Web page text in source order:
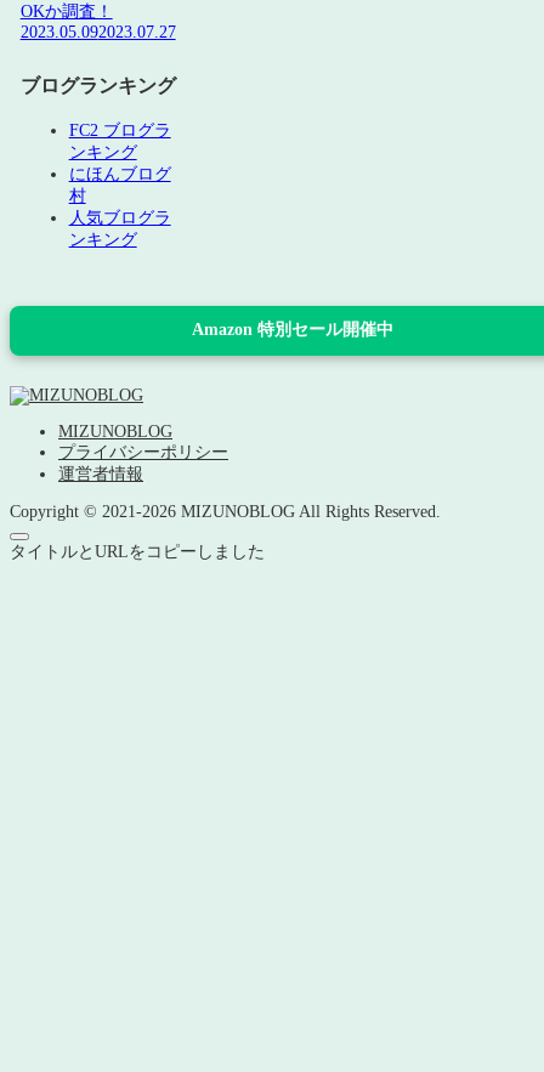
OKか調査！
2023.05.092023.07.27
ブログランキング
FC2 ブログラ
ンキング
にほんブログ
村
人気ブログラ
ンキング
Amazon 特別セール開催中
MIZUNOBLOG
プライバシーポリシー
運営者情報
Copyright © 2021-2026 MIZUNOBLOG All Rights Reserved.
タイトルとURLをコピーしました